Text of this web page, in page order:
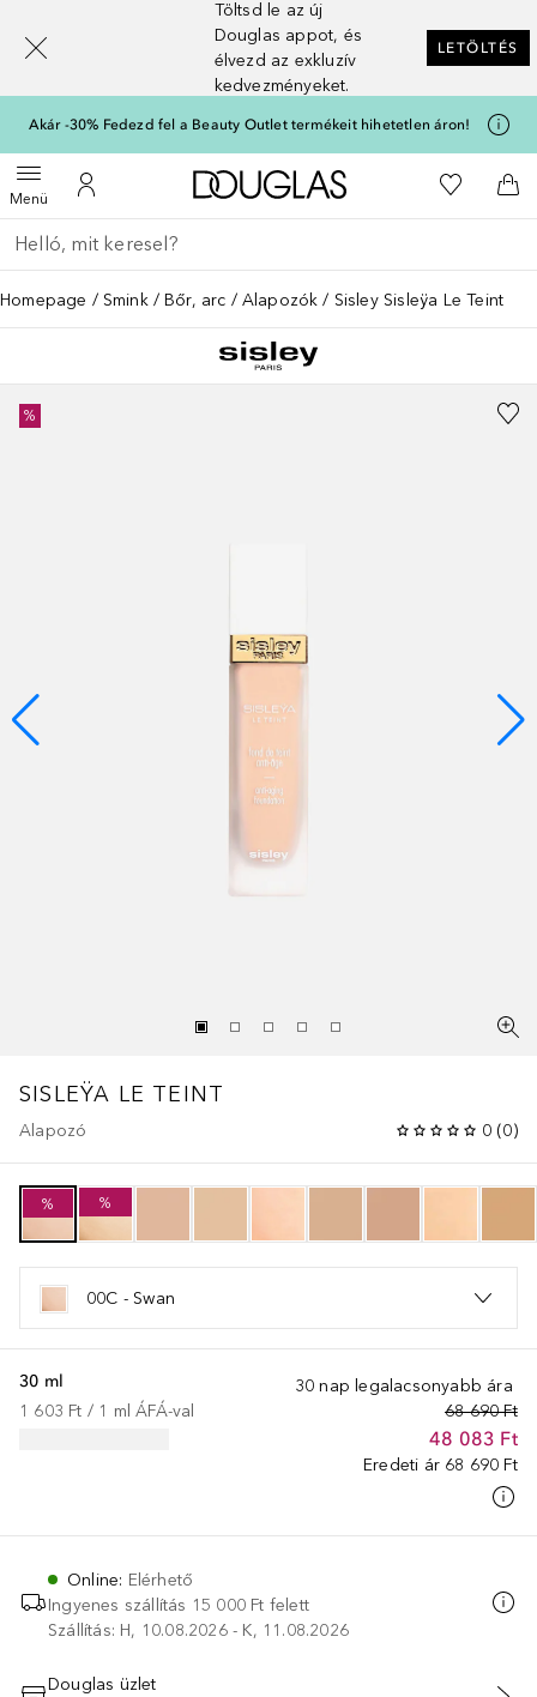
Töltsd le az új
Douglas appot, és
élvezd az exkluzív
kedvezményeket.
LETÖLTÉS
Akár -30% Fedezd fel a Beauty Outlet termékeit hihetetlen áron!
MenüMenü megnyitása
A fiókomhoz
A Douglas Főoldalra
A
Menj vissza
Keresés végrehajtása
Homepage Smink Bőr, arc Alapozók Sisley Sisleÿa Le Teint
%
SISLEŸA LE TEINT
Alapozó 0 (0)
% %
00C - Swan
30 nap legalacsonyabb ára
68 690 Ft
48 083 Ft
Eredeti ár 68 690 Ft
30 ml
1 603 Ft / 1 ml ÁFÁ-val
Online: Elérhető
Ingyenes szállítás 15 000 Ft felett
Szállítás: H, 10.08.2026 - K, 11.08.2026
Douglas üzlet
[navigation.slideout.screenreader]